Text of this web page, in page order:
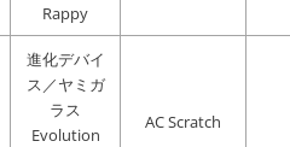
Rappy
進化デバイ
ス／ヤミガ
ラス
Evolution
AC Scratch